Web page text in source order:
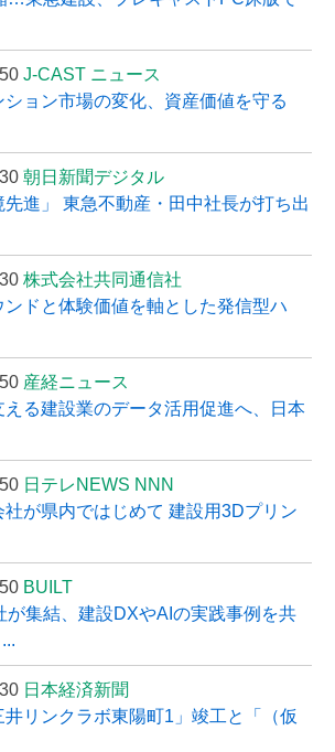
J-CAST ニュース
ョン市場の変化、資産価値を守る
朝日新聞デジタル
進」 東急不動産・田中社長が打ち出
株式会社共同通信社
ドと体験価値を軸とした発信型ハ
産経ニュース
る建設業のデータ活用促進へ、日本
日テレNEWS NNN
が県内ではじめて 建設用3Dプリン
BUILT
が集結、建設DXやAIの実践事例を共
日本経済新聞
リンクラボ東陽町1」竣工と「（仮